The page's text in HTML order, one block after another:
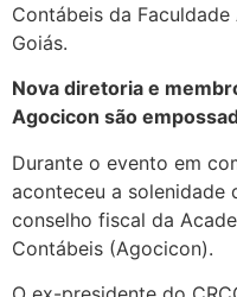
Contábeis da Faculdade
Goiás.
Nova diretoria e
Agocicon são
Durante o evento em
aconteceu a solenidade
conselho fiscal da
Contábeis (Agocicon).